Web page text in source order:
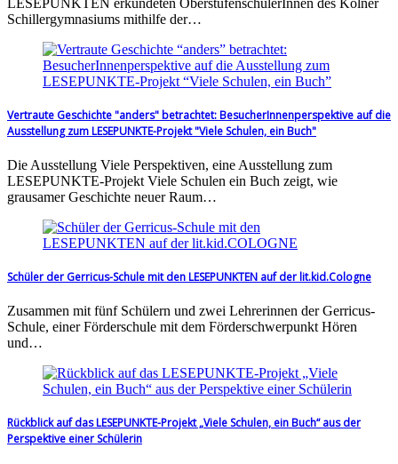
LESEPUNKTEN erkundeten OberstufenschülerInnen des Kölner
Schillergymnasiums mithilfe der…
Vertraute Geschichte "anders" betrachtet: BesucherInnenperspektive auf die
Ausstellung zum LESEPUNKTE-Projekt "Viele Schulen, ein Buch"
Die Ausstellung Viele Perspektiven, eine Ausstellung zum
LESEPUNKTE-Projekt Viele Schulen ein Buch zeigt, wie
grausamer Geschichte neuer Raum…
Schüler der Gerricus-Schule mit den LESEPUNKTEN auf der lit.kid.Cologne
Zusammen mit fünf Schülern und zwei Lehrerinnen der Gerricus-
Schule, einer Förderschule mit dem Förderschwerpunkt Hören
und…
Rückblick auf das LESEPUNKTE-Projekt „Viele Schulen, ein Buch“ aus der
Perspektive einer Schülerin